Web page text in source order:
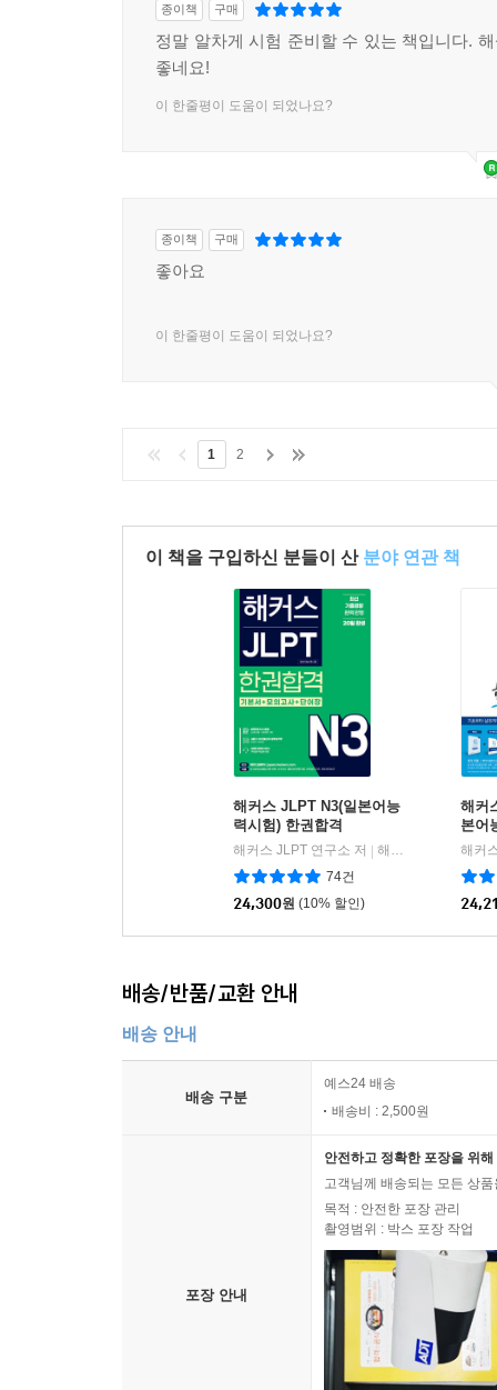
종이책 구매
정말 알차게 시험 준비할 수 있는 책입니다.
좋네요!
이 한줄평이 도움이 되었나요?
종이책 구매
좋아요
이 한줄평이 도움이 되었나요?
1 2
이 책을 구입하신 분들이 산 분야 연관 책
해커스 JLPT N3(일본어능
력시험) 한권합격
해커스 JLPT 연구소 저
해커스어학연구소
74건
24,300원 (10% 할인)
해커
본어
격
해커
배송/반품/교환 안내
배송 안내
배송 구분
예스24 배송
배송비 : 2,500원
포장 안내
안전하고 정확한 포장을 위
고객님께 배송되는 모든 상
목적 : 안전한 포장 관리
촬영범위 : 박스 포장 작업